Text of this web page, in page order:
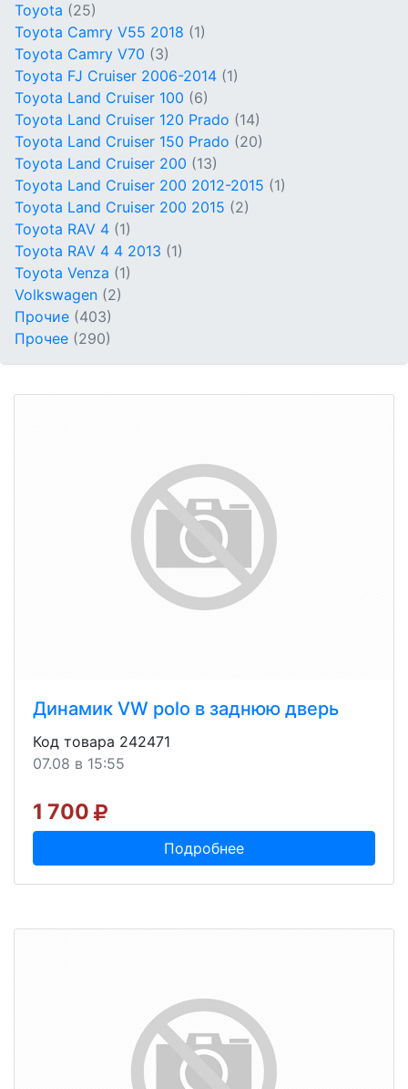
Toyota (25)
Toyota Camry V55 2018 (1)
Toyota Camry V70 (3)
Toyota FJ Cruiser 2006-2014 (1)
Toyota Land Cruiser 100 (6)
Toyota Land Cruiser 120 Prado (14)
Toyota Land Cruiser 150 Prado (20)
Toyota Land Cruiser 200 (13)
Toyota Land Cruiser 200 2012-2015 (1)
Toyota Land Cruiser 200 2015 (2)
Toyota RAV 4 (1)
Toyota RAV 4 4 2013 (1)
Toyota Venza (1)
Volkswagen (2)
Прочие (403)
Прочее (290)
Динамик VW polo в заднюю дверь
Код товара 242471
07.08 в 15:55
1 700
Подробнее